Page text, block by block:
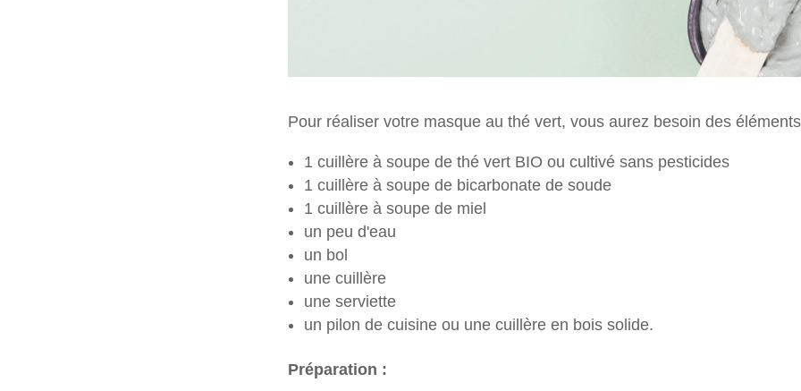
Pour réaliser votre masque au thé vert, vous aurez besoin des
1 cuillère à soupe de thé vert BIO ou cultivé sans pesticides
1 cuillère à soupe de bicarbonate de soude
1 cuillère à soupe de miel
un peu d'eau
un bol
une cuillère
une serviette
un pilon de cuisine ou une cuillère en bois solide.
Préparation :